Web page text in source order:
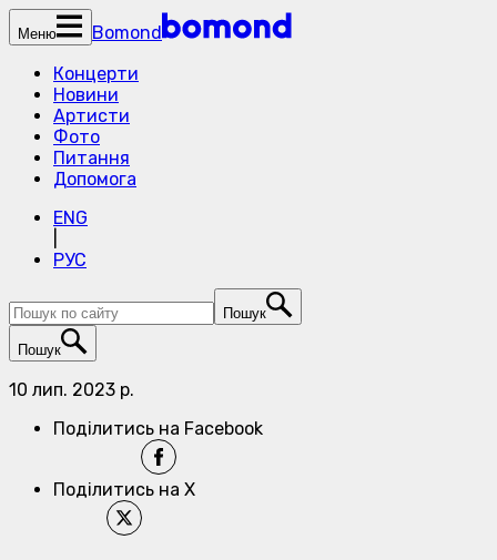
Меню
Bomond
Концерти
Новини
Артисти
Фото
Питання
Допомога
ENG
РУС
Пошук
Пошук
10 лип. 2023 р.
Поділитись на Facebook
Поділитись на X